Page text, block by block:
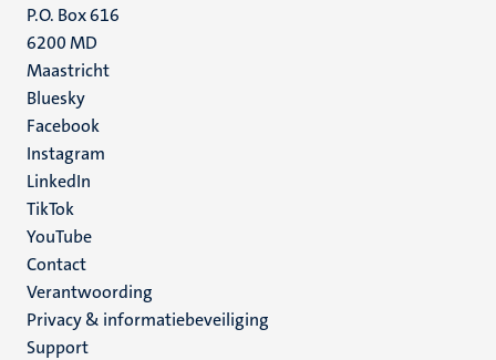
P.O. Box 616
6200 MD
Maastricht
Social
media
Bluesky
Facebook
Instagram
LinkedIn
TikTok
YouTube
Menu
footer
(NL)
Contact
Verantwoording
Privacy & informatiebeveiliging
Support